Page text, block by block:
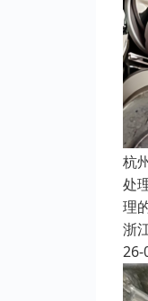
杭
处
理
浙
26-